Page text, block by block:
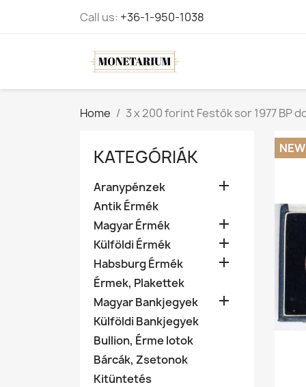
Call us: +36-1-950-1038
Home 3 x 200 forint Festők sor 1977 BP
KATEGÓRIÁK
Aranypénzek 
Antik Érmék
Magyar Érmék

Külföldi Érmék 
Habsburg Érmék 
Érmek, Plakettek
Magyar Bankjegyek

Külföldi Bankjegyek
Bullion, Érme lotok
Bárcák, Zsetonok
Kitüntetés
NEW